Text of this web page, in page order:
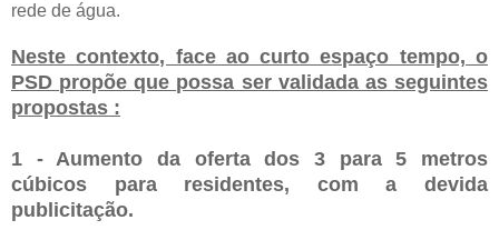
rede de água.
Neste contexto, face ao curto espaço tempo, o
PSD propõe que possa ser validada as seguintes
propostas :
1 - Aumento da oferta dos 3 para 5 metros
cúbicos para residentes, com a devida
publicitação.